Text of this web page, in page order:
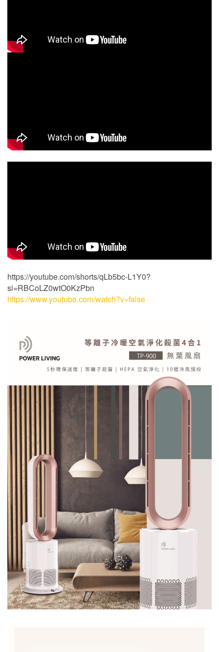
https://youtube.com/shorts/qLb5bc-L1Y0?
si=RBCoLZ0wtO0KzPbn
https://www.youtube.com/watch?v=false